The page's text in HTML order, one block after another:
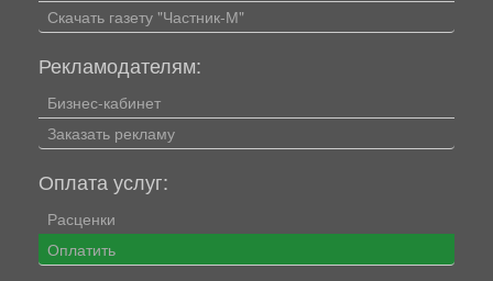
Скачать газету "Частник-М"
Рекламодателям:
Бизнес-кабинет
Заказать рекламу
Оплата услуг:
Расценки
Оплатить